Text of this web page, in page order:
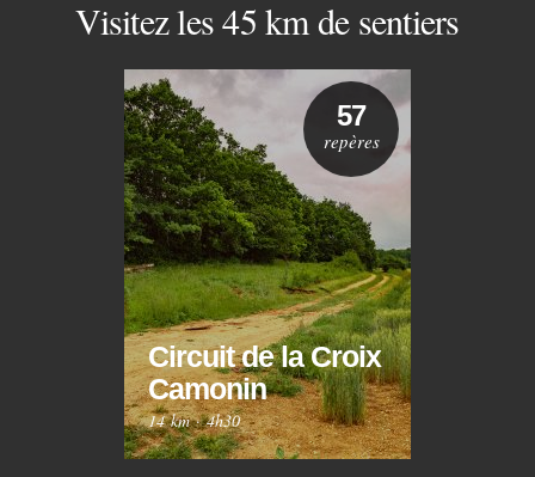
Visitez les 45 km de sentiers
Circuit de la Croix
Camonin
14 km·4h30
57
repères